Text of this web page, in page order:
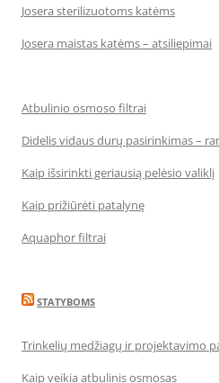
Josera sterilizuotoms katėms
Josera maistas katėms – atsiliepimai
Atbulinio osmoso filtrai
Didelis vidaus durų pasirinkimas –
Kaip išsirinkti geriausią pelėsio valiklį
Kaip prižiūrėti patalynę
Aquaphor filtrai
STATYBOMS
Trinkelių medžiagų ir projektavimo
Kaip veikia atbulinis osmosas